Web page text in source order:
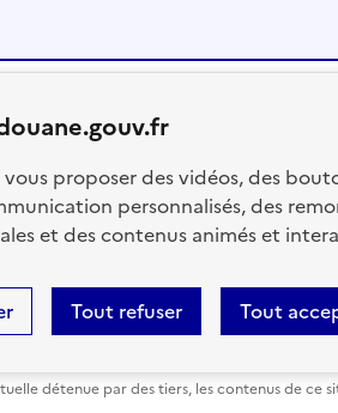
proposer des vidéos, des
personnalisés, des
et des contenus animés et
Tout
Tout refuser
conforme Mentions légales Données
détenue par des tiers, les contenus de ce